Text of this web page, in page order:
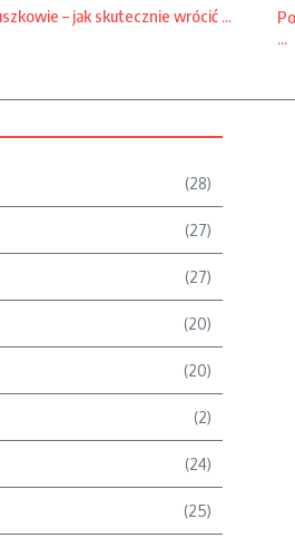
– jak skutecznie wrócić ...
...
(28)
(27)
(27)
(20)
(20)
(2)
(24)
(25)